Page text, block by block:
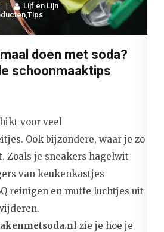
Lijf en Lijn
,Tips
doen met soda?
schoonmaaktips
voor veel
Ook bijzondere, waar je zo
Zoals je sneakers hagelwit
van keukenkastjes
reinigen en muffe luchtjes uit
zie je hoe je